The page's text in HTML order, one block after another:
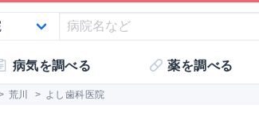
病気を調べる 薬を調べる
荒川 > よし歯科医院